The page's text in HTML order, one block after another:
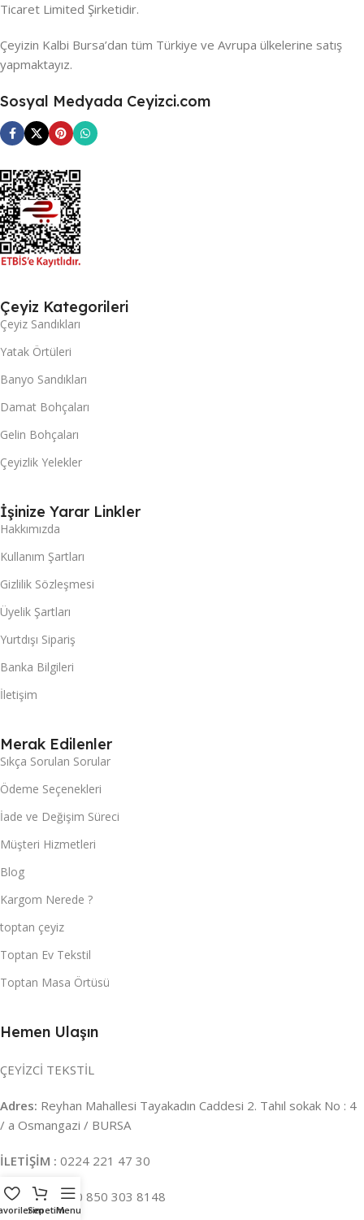
Ticaret Limited Şirketidir.
Çeyizin Kalbi Bursa’dan tüm Türkiye ve Avrupa ülkelerine satış
yapmaktayız.
Sosyal Medyada Ceyizci.com
Çeyiz Kategorileri
Çeyiz Sandıkları
Yatak Örtüleri
Banyo Sandıkları
Damat Bohçaları
Gelin Bohçaları
Çeyizlik Yelekler
İşinize Yarar Linkler
Hakkımızda
Kullanım Şartları
Gizlilik Sözleşmesi
Üyelik Şartları
Yurtdışı Sipariş
Banka Bilgileri
İletişim
Merak Edilenler
Sıkça Sorulan Sorular
Ödeme Seçenekleri
İade ve Değişim Süreci
Müşteri Hizmetleri
Blog
Kargom Nerede ?
toptan çeyiz
Toptan Ev Tekstil
Toptan Masa Örtüsü
Hemen Ulaşın
ÇEYİZCİ TEKSTİL
Adres: Reyhan Mahallesi Tayakadın Caddesi 2. Tahıl sokak No : 4
/ a Osmangazi / BURSA
İLETİŞİM : 0224 221 47 30
WHATSAPP :0 850 303 8148
SepetimMenu